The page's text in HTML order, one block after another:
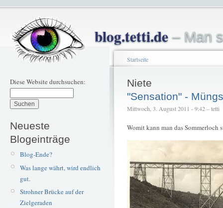
blog.tetti.de– Man
Diese Website durchsuchen:
Neueste
Blogeinträge
Blog-Ende?
Was lange währt, wird endlich
gut.
Strohner Brücke auf der
Zielgeraden
Startseite
Niete
"Sensation" -
Mittwoch, 3. August 2011 - 9:42 – tetti
Womit kann man das Sommerloch